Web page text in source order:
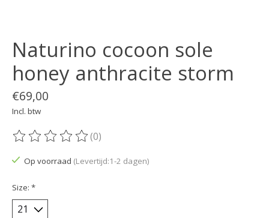
Naturino cocoon sole
honey anthracite storm
€69,00
Incl. btw
De beoordeling van dit product is
(0)
Op voorraad (Levertijd:1-2 dagen)
Size: *